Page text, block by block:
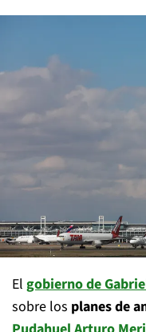
El gobierno de
sobre los planes de